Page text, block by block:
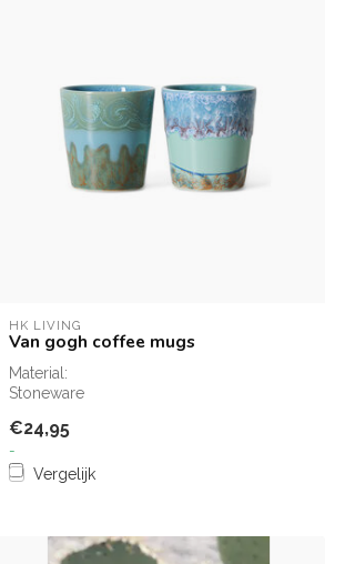
HK LIVING
Van gogh coffee mugs
Material:
Stoneware
€24,95
-
Vergelijk